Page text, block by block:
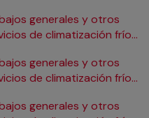
generales y otros
de climatización frío
generales y otros
de climatización frío
generales y otros